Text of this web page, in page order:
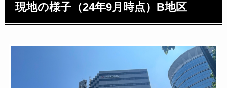
現地の様子（24年9月時点）B地区